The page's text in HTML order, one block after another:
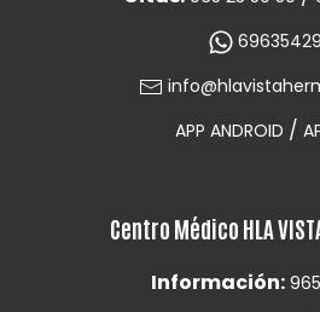
APP ANDROID /
Centro Médico HLA
Información: